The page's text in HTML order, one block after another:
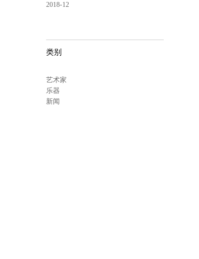
2018-12
类别
艺术家
乐器
新闻